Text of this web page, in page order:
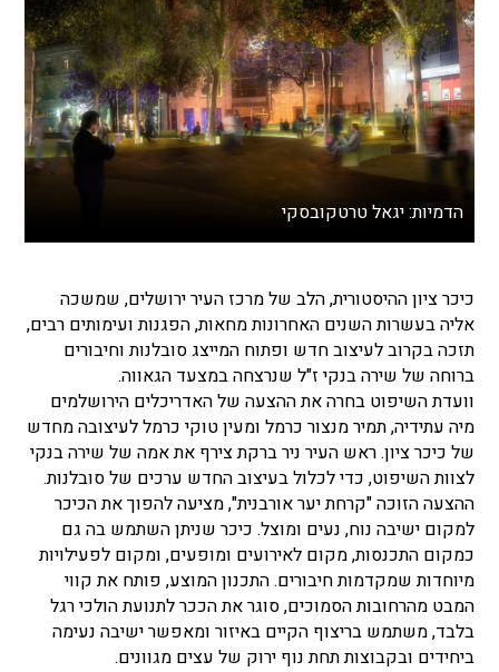
הדמיות: יגאל טרטקובסקי
כיכר ציון ההיסטורית, הלב של מרכז העיר ירושלים, שמשכה
אליה בעשרות השנים האחרונות מחאות, הפגנות ועימותים רבים,
תזכה בקרוב לעיצוב חדש ופתוח המייצג סובלנות וחיבורים
ברוחה של שירה בנקי ז"ל שנרצחה במצעד הגאווה.
וועדת השיפוט בחרה את ההצעה של האדריכלים הירושלמים
מיה עתידיה, תמיר מנצור כרמל ומעין טוקי כרמל לעיצובה מחדש
של כיכר ציון. ראש העיר ניר ברקת צירף את אמה של שירה בנקי
לצוות השיפוט, כדי לכלול בעיצוב החדש ערכים של סובלנות.
ההצעה הזוכה "קרחת יער אורבנית", מציעה להפוך את הכיכר
למקום ישיבה נוח, נעים ומוצל. כיכר שניתן השתמש בה גם
כמקום התכנסות, מקום לאירועים ומופעים, ומקום לפעילויות
מיוחדות שמקדמות חיבורים. התכנון המוצע, פותח את קווי
המבט מהרחובות הסמוכים, סוגר את הככר לתנועת הולכי רגל
בלבד, משתמש בריצוף הקיים באיזור ומאפשר ישיבה נעימה
ביחידים ובקבוצות תחת נוף ירוק של עצים מגוונים.